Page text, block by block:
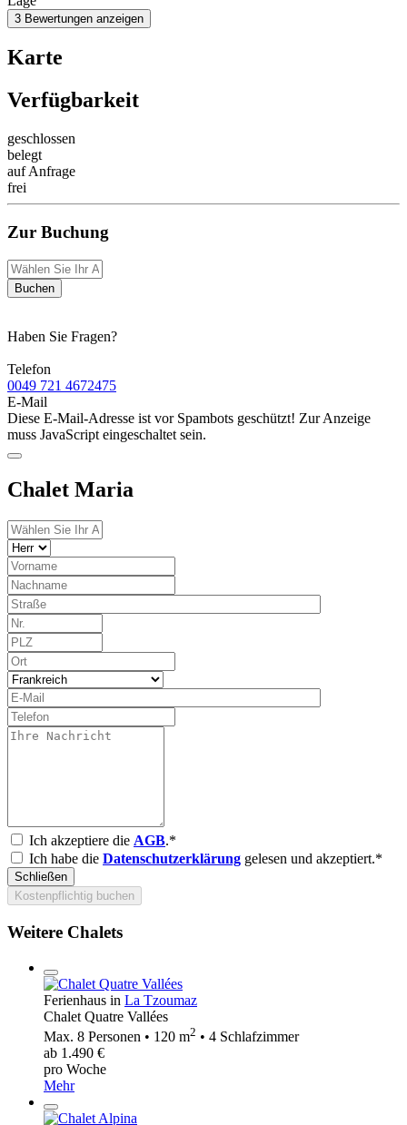
3 Bewertungen anzeigen
Karte
Verfügbarkeit
geschlossen
belegt
auf Anfrage
frei
Zur Buchung
Buchen
Haben Sie Fragen?
Telefon
0049 721 4672475
E-Mail
Diese E-Mail-Adresse ist vor Spambots geschützt! Zur Anzeige
muss JavaScript eingeschaltet sein.
Chalet Maria
Ich akzeptiere die AGB.*
Ich habe die Datenschutzerklärung gelesen und akzeptiert.*
Schließen
Kostenpflichtig buchen
Weitere Chalets
Ferienhaus in La Tzoumaz
Chalet Quatre Vallées
Max. 8 Personen • 120 m2 • 4 Schlafzimmer
ab 1.490 €
pro Woche
Mehr